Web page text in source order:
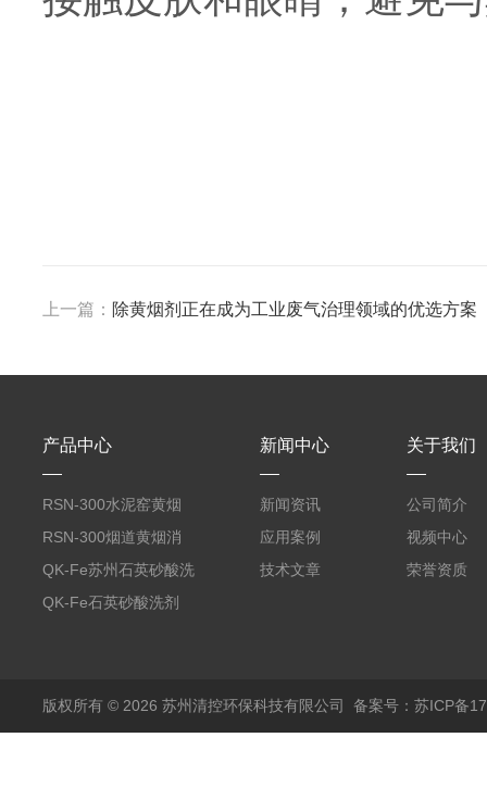
上一篇： 除黄烟剂正在成为工业废气治理领域的优选方案
产品中心
RSN-300水泥窑黄烟
消除剂
RSN-300烟道黄烟消
除剂销售
QK-Fe苏州石英砂酸洗
剂
QK-Fe石英砂酸洗剂
新闻中心
新闻资讯
应用案例
技术文章
关于我们
公司简介
视频中心
荣誉资质
版权所有 © 2026 苏州清控环保科技有限公司 备案号：苏ICP备